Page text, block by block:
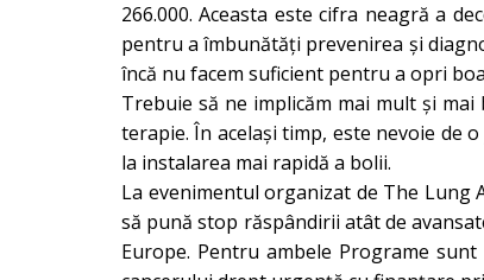
266.000. Aceasta este cifra neagră a
pentru a îmbunătăți prevenirea și
încă nu facem suficient pentru a opri
Trebuie să ne implicăm mai mult și
terapie. În același timp, este nevoie de
la instalarea mai rapidă a bolii.
La evenimentul organizat de The Lung
să pună stop răspândirii atât de
Europe. Pentru ambele Programe